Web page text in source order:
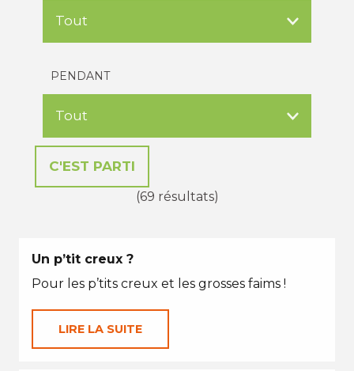
PENDANT
(69 résultats)
Un p’tit creux ?
Pour les p’tits creux et les grosses faims !
LIRE LA SUITE